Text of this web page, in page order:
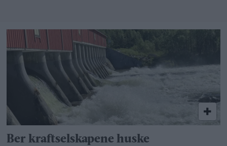
Ber kraftselskapene huske